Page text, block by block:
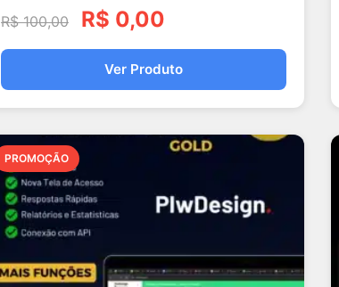
R$100,00 R$ 0,00
Ver Produto
PROMOÇÃO